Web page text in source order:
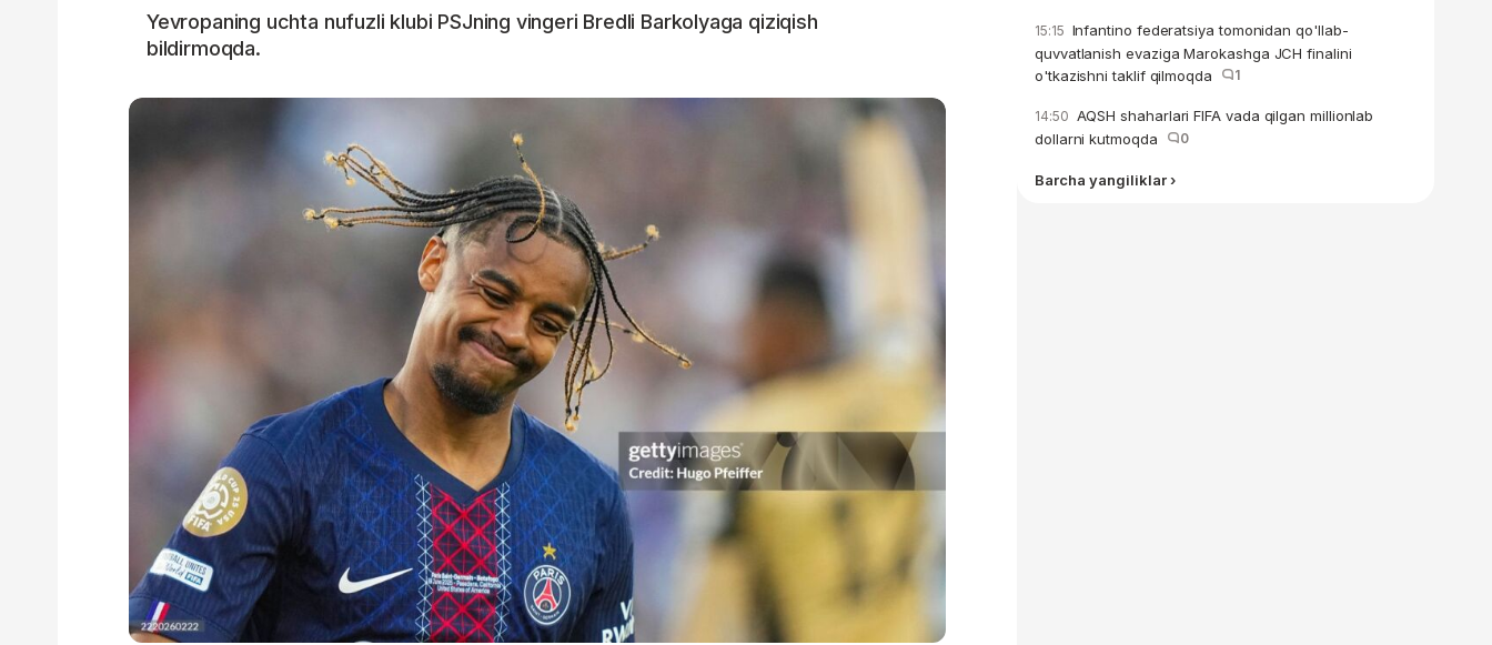
Yevropaning uchta nufuzli klubi PSJning vingeri Bredli Barkolyaga qiziqish
bildirmoqda.
15:15 Infantino federatsiya tomonidan qo'llab-
quvvatlanish evaziga Marokashga JCH finalini
o'tkazishni taklif qilmoqda
1
14:50 AQSH shaharlari FIFA vada qilgan millionlab
dollarni kutmoqda
0
Barcha yangiliklar ›